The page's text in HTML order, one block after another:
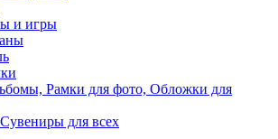
и игры
Рамки для фото, Обложки для
для всех